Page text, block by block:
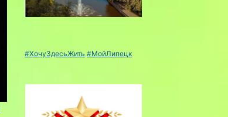
#ХочуЗдесьЖить #МойЛипецк